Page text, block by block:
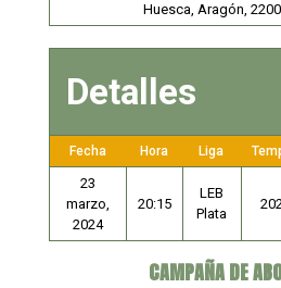
Huesca, Aragón,
Detalles
Fecha Hora Liga
23
marzo,
2024
20:15
LEB
Plata
CAMPAÑA DE